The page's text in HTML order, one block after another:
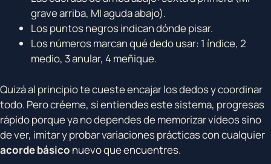
grave arriba, MI aguda abajo).
Los puntos negros indican dónde pisar.
Los números marcan qué dedo usar: 1 índice, 2
medio, 3 anular, 4 meñique.
Quizá al principio te cueste encajar los dedos y coordinar
todo. Pero créeme, si entiendes este sistema, progresas
rápido porque ya no dependes de memorizar vídeos sino
de ver, imitar y probar variaciones prácticas con cualquier
acorde básico nuevo que encuentres.